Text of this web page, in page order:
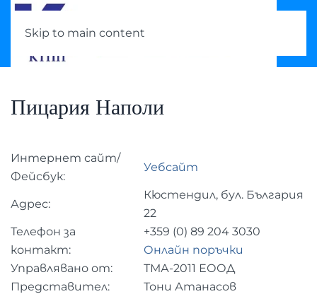
Skip to main content
Пицария Наполи
Интернет сайт/
Фейсбук:
Уебсайт
Адрес:
Кюстендил, бул. България
22
Телефон за
контакт:
+359 (0) 89 204 3030
Онлайн поръчки
Управлявано от:
ТМА-2011 ЕООД
Представител:
Тони Атанасов